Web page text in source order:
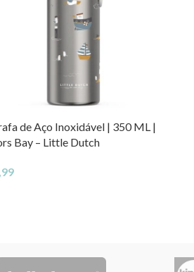
de Aço Inoxidável | 350 ML |
Bay – Little Dutch